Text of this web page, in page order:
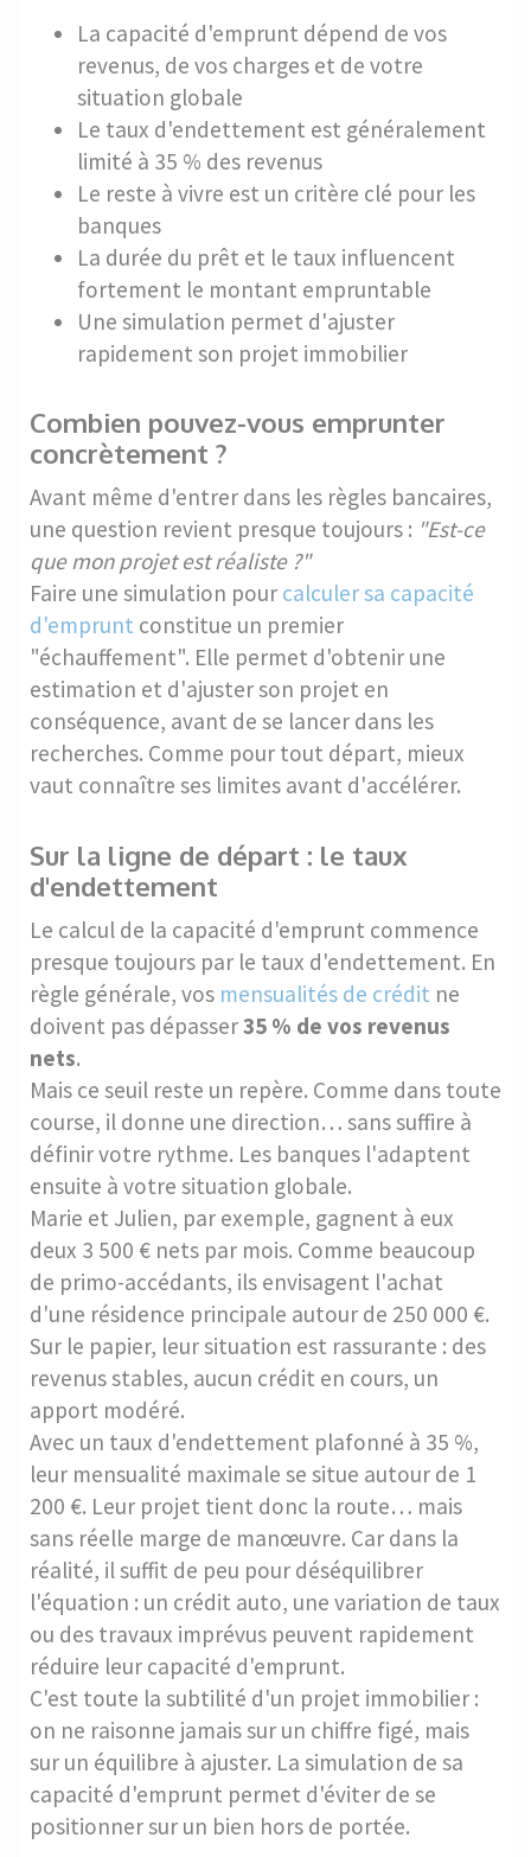
La capacité d'emprunt dépend de vos
revenus, de vos charges et de votre
situation globale
Le taux d'endettement est généralement
limité à 35 % des revenus
Le reste à vivre est un critère clé pour les
banques
La durée du prêt et le taux influencent
fortement le montant empruntable
Une simulation permet d'ajuster
rapidement son projet immobilier
Combien pouvez-vous emprunter
concrètement ?
Avant même d'entrer dans les règles bancaires,
une question revient presque toujours : "Est-ce
que mon projet est réaliste ?"
Faire une simulation pour calculer sa capacité
d'emprunt constitue un premier
"échauffement". Elle permet d'obtenir une
estimation et d'ajuster son projet en
conséquence, avant de se lancer dans les
recherches. Comme pour tout départ, mieux
vaut connaître ses limites avant d'accélérer.
Sur la ligne de départ : le taux
d'endettement
Le calcul de la capacité d'emprunt commence
presque toujours par le taux d'endettement. En
règle générale, vos mensualités de crédit ne
doivent pas dépasser35 % de vos revenus
nets.
Mais ce seuil reste un repère. Comme dans toute
course, il donne une direction… sans suffire à
définir votre rythme. Les banques l'adaptent
ensuite à votre situation globale.
Marie et Julien, par exemple, gagnent à eux
deux 3 500 € nets par mois. Comme beaucoup
de primo-accédants, ils envisagent l'achat
d'une résidence principale autour de 250 000 €.
Sur le papier, leur situation est rassurante : des
revenus stables, aucun crédit en cours, un
apport modéré.
Avec un taux d'endettement plafonné à 35 %,
leur mensualité maximale se situe autour de 1
200 €. Leur projet tient donc la route… mais
sans réelle marge de manœuvre. Car dans la
réalité, il suffit de peu pour déséquilibrer
l'équation : un crédit auto, une variation de taux
ou des travaux imprévus peuvent rapidement
réduire leur capacité d'emprunt.
C'est toute la subtilité d'un projet immobilier :
on ne raisonne jamais sur un chiffre figé, mais
sur un équilibre à ajuster. La simulation de sa
capacité d'emprunt permet d'éviter de se
positionner sur un bien hors de portée.